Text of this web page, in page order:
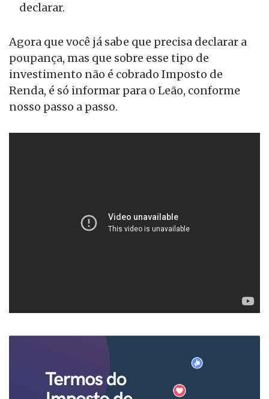
declarar.
Agora que você já sabe que precisa declarar a
poupança, mas que sobre esse tipo de
investimento não é cobrado Imposto de
Renda, é só informar para o Leão, conforme
nosso passo a passo.